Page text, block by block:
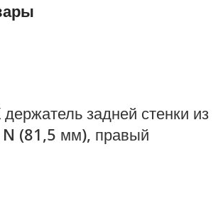
задней стенки из
(81,5 мм), правый